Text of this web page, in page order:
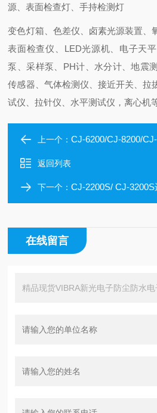
源、表面检查灯、手持检测灯
变色灯箱、色差仪、卤素光源装置、
表面检查仪、LED光源机、电子天
泵、采样泵、PH计、水分计、地震
传感器、气体检测仪、接近开关、拉
试仪、拉针仪、水平测试仪，离心机
上一个：CJ-6200/CJ-8200/CJ-15K进口现
返回列表
下一个：CJ-2200S/ CJ-3200S进口现货
在线留言